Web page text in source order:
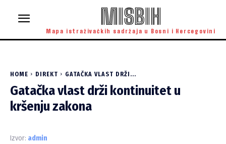
MISBIH
Mapa istraživačkih sadržaja u Bosni i Hercegovini
HOME DIREKT GATAČKA VLAST DRŽI...
Gatačka vlast drži kontinuitet u
kršenju zakona
Izvor: admin